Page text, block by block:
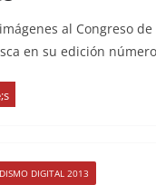
al Congreso
en su edición
DIGITAL 2013